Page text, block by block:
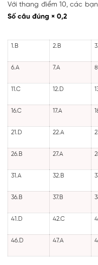
Với thang điểm 10, các
Số câu đúng × 0,2
1.B 2.B
6.A 7.A
11.C 12.D
16.C 17.A
21.D 22.A
26.B 27.A
31.A 32.B
36.B 37.B
41.D 42.C
46.D 47.A